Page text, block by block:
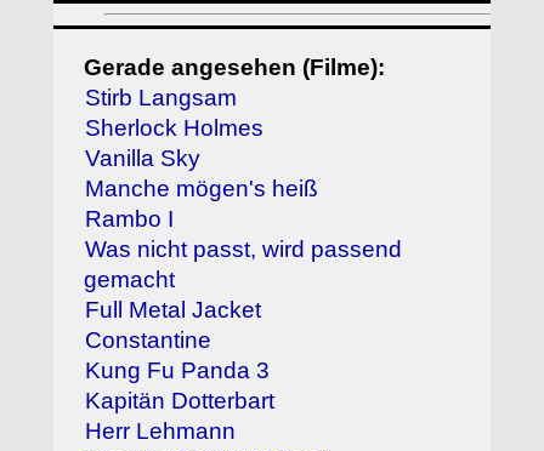
Gerade angesehen (Filme):
Stirb Langsam
Sherlock Holmes
Vanilla Sky
Manche mögen's heiß
Rambo I
Was nicht passt, wird passend
gemacht
Full Metal Jacket
Constantine
Kung Fu Panda 3
Kapitän Dotterbart
Herr Lehmann